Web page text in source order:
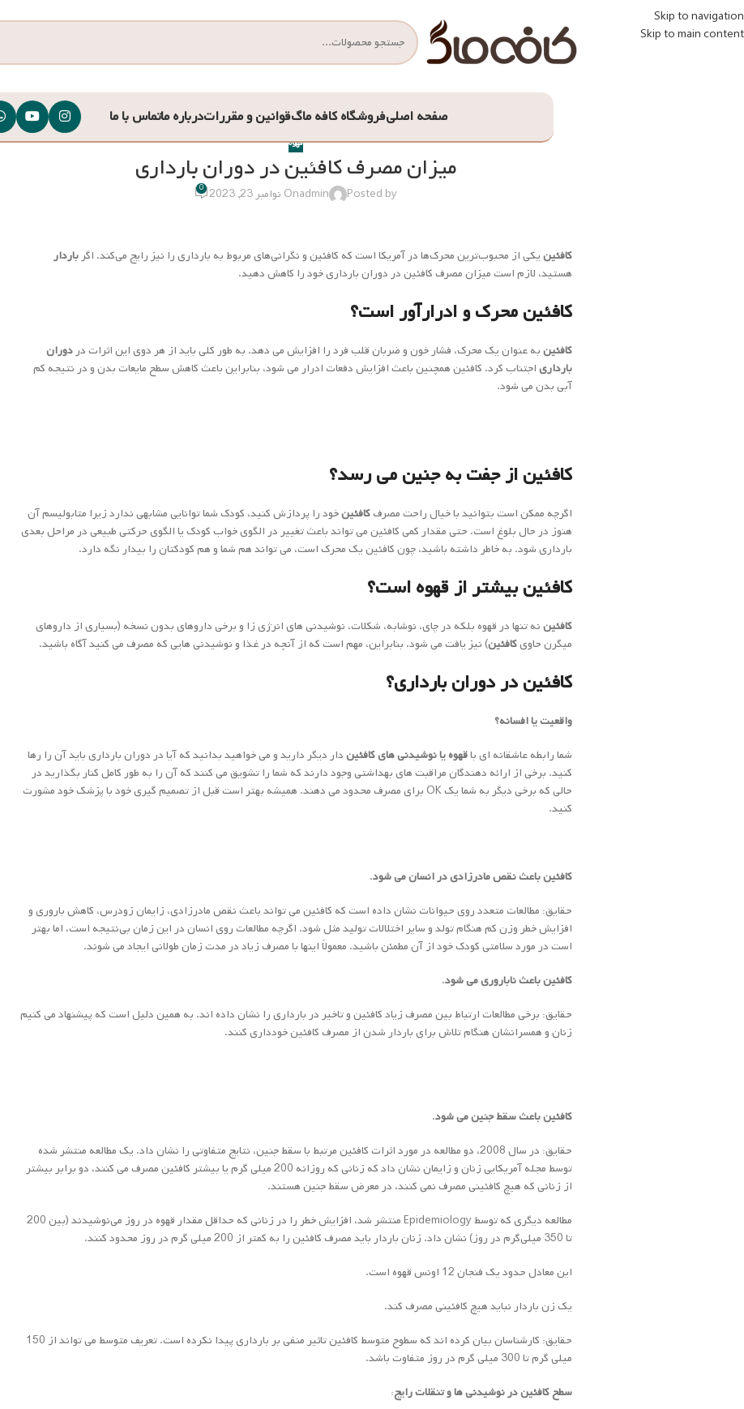
Skip to navigation
Skip to main content
صفحه اصلیفروشگاه کافه ماگقوانین و مقرراتدرباره ماتماس با ما
قهوه
میزان مصرف کافئین در دوران بارداری
Posted by
adminOn نوامبر 23, 2023 0
کافئینیکی از محبوب‌ترین محرک‌ها در آمریکا است که کافئین و نگرانی‌های مربوط به بارداری را نیز رایج می‌کند. اگر باردار
هستید، لازم است میزان مصرف کافئین در دوران بارداری خود را کاهش دهید.
کافئینمحرک و ادرارآور است؟
کافئینبه عنوان یک محرک، فشار خون و ضربان قلب فرد را افزایش می دهد. به طور کلی باید از هر دوی این اثرات در دوران
بارداریاجتناب کرد. کافئین همچنین باعث افزایش دفعات ادرار می شود، بنابراین باعث کاهش سطح مایعات بدن و در نتیجه کم
آبی بدن می شود.
کافئین از جفت به جنین می رسد؟
اگرچه ممکن است بتوانید با خیال راحت مصرفکافئینخود را پردازش کنید، کودک شما توانایی مشابهی ندارد زیرا متابولیسم آن
هنوز در حال بلوغ است. حتی مقدار کمی کافئین می تواند باعث تغییر در الگوی خواب کودک یا الگوی حرکتی طبیعی در مراحل بعدی
بارداری شود. به خاطر داشته باشید، چون کافئین یک محرک است، می تواند هم شما و هم کودکتان را بیدار نگه دارد.
کافئین بیشتر از قهوه است؟
کافئیننه تنها در قهوه بلکه در چای، نوشابه، شکلات، نوشیدنی های انرژی زا و برخی داروهای بدون نسخه (بسیاری از داروهای
میگرن حاویکافئین) نیز یافت می شود. بنابراین، مهم است که از آنچه در غذا و نوشیدنی هایی که مصرف می کنید آگاه باشید.
کافئین در دوران بارداری؟
واقعیت یا افسانه؟
شما رابطه عاشقانه ای باقهوه یا نوشیدنی های کافئیندار دیگر دارید و می خواهید بدانید که آیا در دوران بارداری باید آن را رها
کنید. برخی از ارائه دهندگان مراقبت های بهداشتی وجود دارند که شما را تشویق می کنند که آن را به طور کامل کنار بگذارید در
حالی که برخی دیگر به شما یک OK برای مصرف محدود می دهند. همیشه بهتر است قبل از تصمیم گیری خود با پزشک خود مشورت
کنید.
کافئین باعث نقص مادرزادی در انسان می شود.
حقایق: مطالعات متعدد روی حیوانات نشان داده است که کافئین می تواند باعث نقص مادرزادی، زایمان زودرس، کاهش باروری و
افزایش خطر وزن کم هنگام تولد و سایر اختلالات تولید مثل شود. اگرچه مطالعات روی انسان در این زمان بی‌نتیجه است، اما بهتر
است در مورد سلامتی کودک خود از آن مطمئن باشید. معمولاً اینها با مصرف زیاد در مدت زمان طولانی ایجاد می شوند.
کافئین باعث ناباروری می شود.
حقایق: برخی مطالعات ارتباط بین مصرف زیاد کافئین و تاخیر در بارداری را نشان داده اند. به همین دلیل است که پیشنهاد می کنیم
زنان و همسرانشان هنگام تلاش برای باردار شدن از مصرف کافئین خودداری کنند.
کافئین باعث سقط جنین می شود.
حقایق: در سال 2008، دو مطالعه در مورد اثرات کافئین مرتبط با سقط جنین، نتایج متفاوتی را نشان داد. یک مطالعه منتشر شده
توسط مجله آمریکایی زنان و زایمان نشان داد که زنانی که روزانه 200 میلی گرم یا بیشتر کافئین مصرف می کنند، دو برابر بیشتر
از زنانی که هیچ کافئینی مصرف نمی کنند، در معرض سقط جنین هستند.
مطالعه دیگری که توسط Epidemiology منتشر شد، افزایش خطر را در زنانی که حداقل مقدار قهوه در روز می‌نوشیدند (بین 200
تا 350 میلی‌گرم در روز) نشان داد. زنان باردار باید مصرف کافئین را به کمتر از 200 میلی گرم در روز محدود کنند.
این معادل حدود یک فنجان 12 اونس قهوه است.
یک زن باردار نباید هیچ کافئینی مصرف کند.
حقایق: کارشناسان بیان کرده اند که سطوح متوسط کافئین تاثیر منفی بر بارداری پیدا نکرده است. تعریف متوسط می تواند از 150
میلی گرم تا 300 میلی گرم در روز متفاوت باشد.
سطح کافئین در نوشیدنی ها و تنقلات رایج: